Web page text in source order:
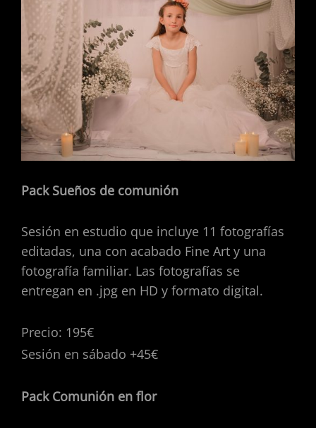
Pack Sueños de comunión
Sesión en estudio que incluye 11 fotografías
editadas, una con acabado Fine Art y una
fotografía familiar. Las fotografías se
entregan en .jpg en HD y formato digital.
Precio: 195€
Sesión en sábado +45€
Pack Comunión en flor